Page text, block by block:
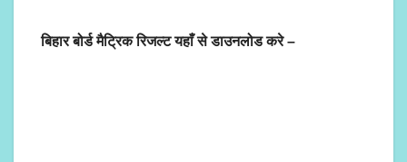
बिहार बोर्ड मैट्रिक रिजल्ट यहाँ से डाउनलोड करे –